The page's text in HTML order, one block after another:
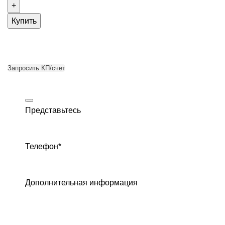
Купить
Запросить КП/счет
Представьтесь
Телефон*
Дополнительная информация